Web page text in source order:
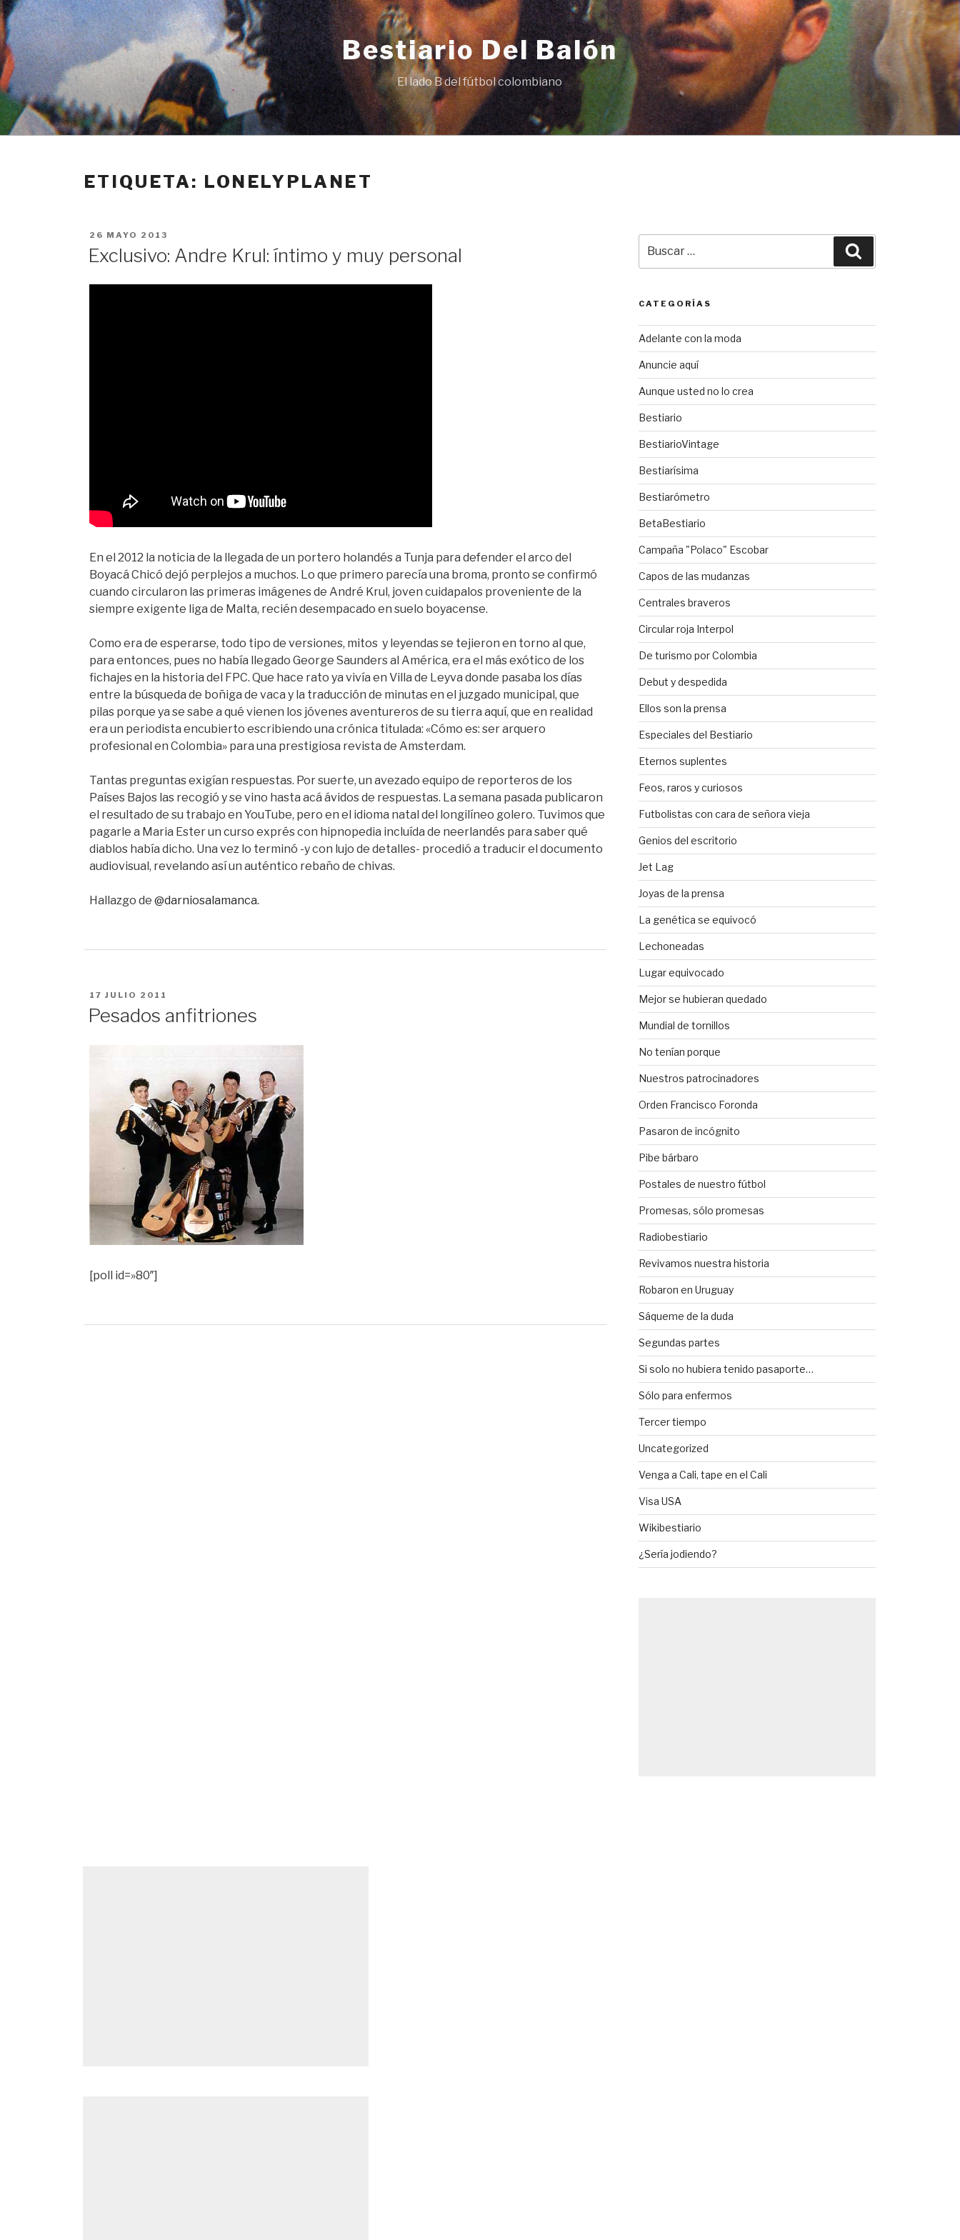
Ir
al
contenido
Bestiario Del Balón
El lado B del fútbol colombiano
ETIQUETA: LONELYPLANET
PUBLICADO
EN
26 MAYO 2013
Exclusivo: Andre Krul: íntimo y muy personal
En el 2012 la noticia de la llegada de un portero holandés a Tunja para defender el arco del
Boyacá Chicó dejó perplejos a muchos. Lo que primero parecía una broma, pronto se confirmó
cuando circularon las primeras imágenes de André Krul, joven cuidapalos proveniente de la
siempre exigente liga de Malta, recién desempacado en suelo boyacense.
Como era de esperarse, todo tipo de versiones, mitos y leyendas se tejieron en torno al que,
para entonces, pues no había llegado George Saunders al América, era el más exótico de los
fichajes en la historia del FPC. Que hace rato ya vivía en Villa de Leyva donde pasaba los días
entre la búsqueda de boñiga de vaca y la traducción de minutas en el juzgado municipal, que
pilas porque ya se sabe a qué vienen los jóvenes aventureros de su tierra aquí, que en realidad
era un periodista encubierto escribiendo una crónica titulada: «Cómo es: ser arquero
profesional en Colombia» para una prestigiosa revista de Amsterdam.
Tantas preguntas exigían respuestas. Por suerte, un avezado equipo de reporteros de los
Países Bajos las recogió y se vino hasta acá ávidos de respuestas. La semana pasada publicaron
el resultado de su trabajo en YouTube, pero en el idioma natal del longilíneo golero. Tuvimos que
pagarle a Maria Ester un curso exprés con hipnopedia incluída de neerlandés para saber qué
diablos había dicho. Una vez lo terminó -y con lujo de detalles- procedió a traducir el documento
audiovisual, revelando así un auténtico rebaño de chivas.
Hallazgo de@darniosalamanca.
PUBLICADO
EN
17 JULIO 2011
Pesados anfitriones
[poll id=»80″]
por:
CATEGORÍAS
Adelante con la moda
Anuncie aquí
Aunque usted no lo crea
Bestiario
BestiarioVintage
Bestiarísima
Bestiarómetro
BetaBestiario
Campaña "Polaco" Escobar
Capos de las mudanzas
Centrales braveros
Circular roja Interpol
De turismo por Colombia
Debut y despedida
Ellos son la prensa
Especiales del Bestiario
Eternos suplentes
Feos, raros y curiosos
Futbolistas con cara de señora vieja
Genios del escritorio
Jet Lag
Joyas de la prensa
La genética se equivocó
Lechoneadas
Lugar equivocado
Mejor se hubieran quedado
Mundial de tornillos
No tenían porque
Nuestros patrocinadores
Orden Francisco Foronda
Pasaron de incógnito
Pibe bárbaro
Postales de nuestro fútbol
Promesas, sólo promesas
Radiobestiario
Revivamos nuestra historia
Robaron en Uruguay
Sáqueme de la duda
Segundas partes
Si solo no hubiera tenido pasaporte…
Sólo para enfermos
Tercer tiempo
Uncategorized
Venga a Cali, tape en el Cali
Visa USA
Wikibestiario
¿Sería jodiendo?